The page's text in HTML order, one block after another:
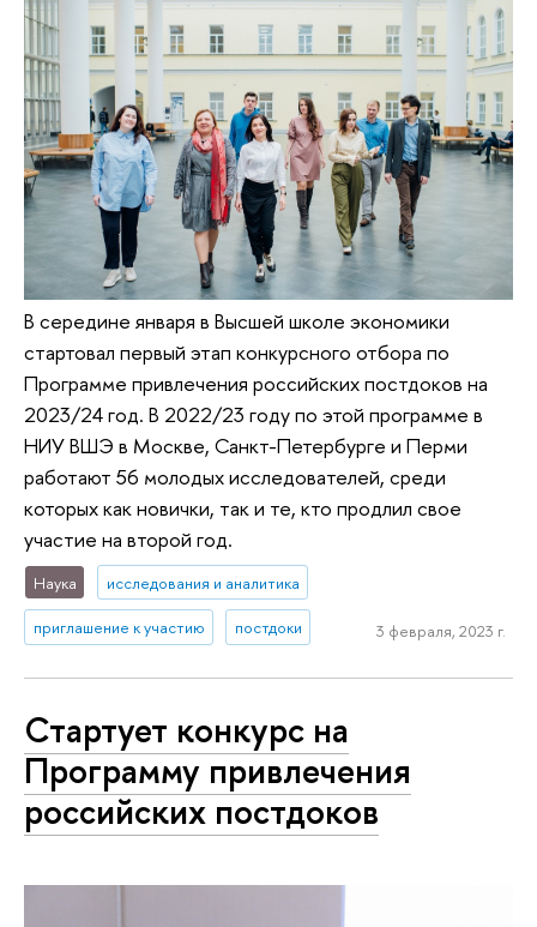
В середине января в Высшей школе экономики
стартовал первый этап конкурсного отбора по
Программе привлечения российских постдоков на
2023/24 год. В 2022/23 году по этой программе в
НИУ ВШЭ в Москве, Санкт-Петербурге и Перми
работают 56 молодых исследователей, среди
которых как новички, так и те, кто продлил свое
участие на второй год.
Наука исследования и аналитика
приглашение к участию постдоки 3 февраля, 2023 г.
Стартует конкурс на
Программу привлечения
российских постдоков